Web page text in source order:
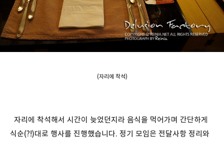
(자리에 착석)
자리에 착석해서 시간이 늦었던지라 음식을 먹어가며 간단하게
식순(?!)대로 행사를 진행했습니다. 정기 모임은 전달사항 정리와